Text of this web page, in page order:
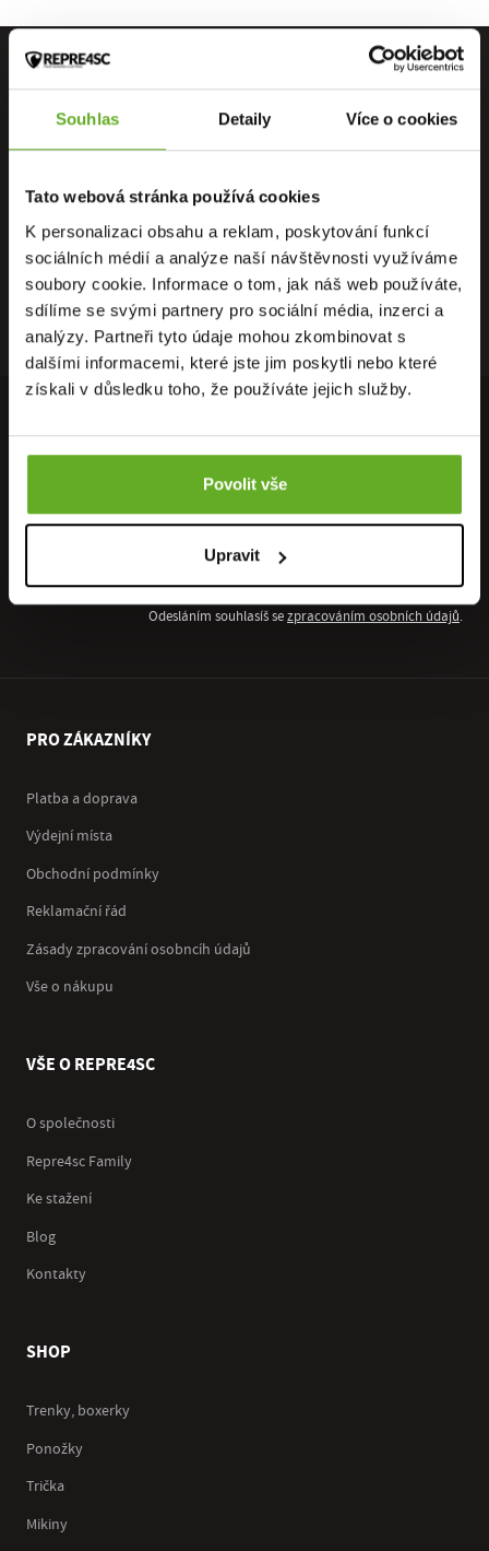
Souhlas Detaily Více o cookies
Tato webová stránka používá cookies
K personalizaci obsahu a reklam, poskytování funkcí
sociálních médií a analýze naší návštěvnosti využíváme
soubory cookie. Informace o tom, jak náš web používáte,
sdílíme se svými partnery pro sociální média, inzerci a
analýzy. Partneři tyto údaje mohou zkombinovat s
dalšími informacemi, které jste jim poskytli nebo které
získali v důsledku toho, že používáte jejich služby.
Povolit vše
Upravit
PŘÍMO OD
OSOBNÍ
DOPRAVA
RYCHLÉ
DORUČENÍ
ZÁRUKA
VRÁCENÍ
RECENZE
HEUREKA
PŘIPOJ SE K NAŠEMU NEWSLETTERU
Neunikne Ti nic z nejnovějších akcí, nabídek, slevových kupónů,
Odesláním souhlasíš sezpracováním osobních údajů.
PRO ZÁKAZNÍKY
Platba a doprava
Výdejní místa
Obchodní podmínky
Reklamační řád
Zásady zpracování osobncíh údajů
Vše o nákupu
VŠE O REPRE4SC
O společnosti
Repre4sc Family
Ke stažení
Blog
Kontakty
SHOP
Trenky, boxerky
Ponožky
Trička
Mikiny